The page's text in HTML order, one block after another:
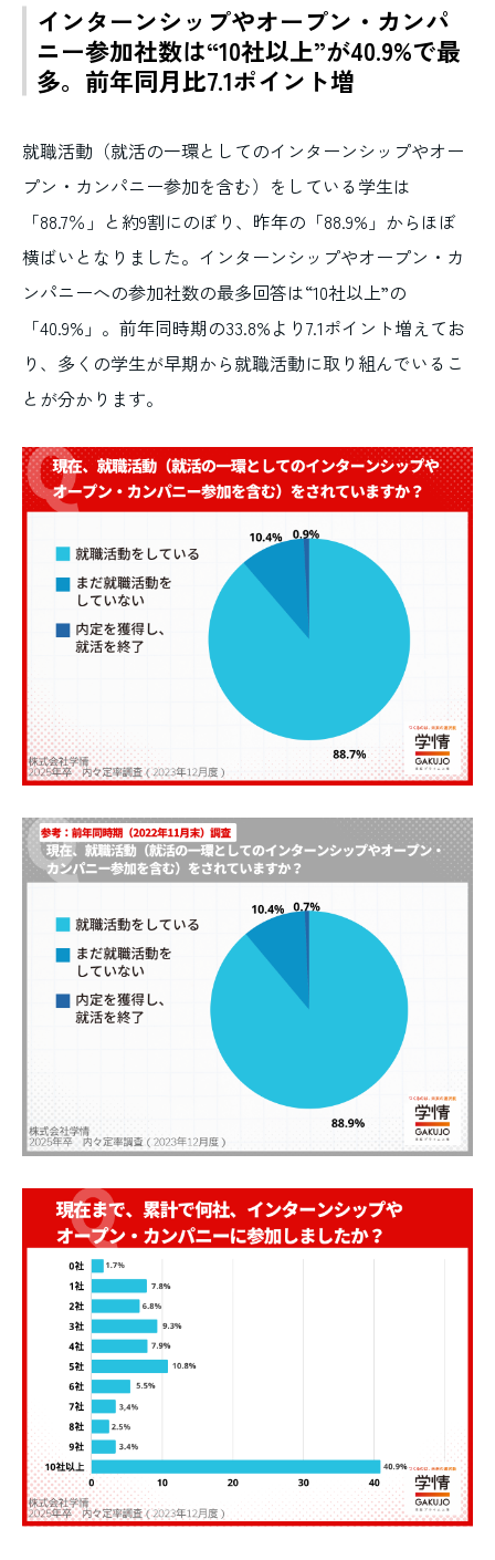
インターンシップやオープン・カンパ
ニー参加社数は“10社以上”が40.9%で最
多。前年同月比7.1ポイント増
就職活動（就活の一環としてのインターンシップやオー
プン・カンパニー参加を含む）をしている学生は
「88.7％」と約9割にのぼり、昨年の「88.9%」からほぼ
横ばいとなりました。インターンシップやオープン・カ
ンパニーへの参加社数の最多回答は“10社以上”の
「40.9%」。前年同時期の33.8%より7.1ポイント増えてお
り、多くの学生が早期から就職活動に取り組んでいるこ
とが分かります。